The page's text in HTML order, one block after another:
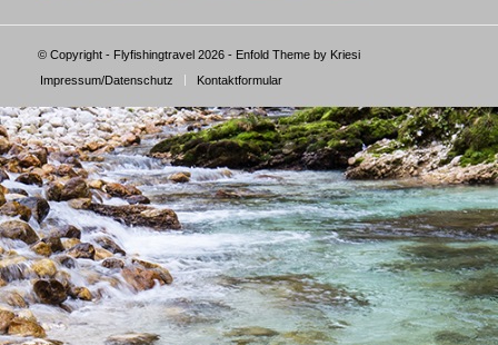
© Copyright - Flyfishingtravel 2026 - Enfold Theme by Kriesi
Impressum/Datenschutz
Kontaktformular